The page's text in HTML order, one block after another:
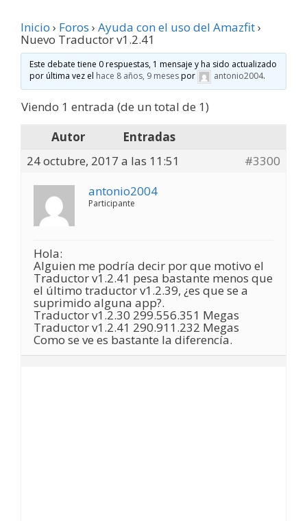
Inicio › Foros › Ayuda con el uso del Amazfit›
Nuevo Traductor v1.2.41
Este debate tiene 0 respuestas, 1 mensaje y ha sido actualizado
por última vez el hace 8 años, 9 mesespor antonio2004.
Viendo 1 entrada (de un total de 1)
Autor
Entradas
24 octubre, 2017 a las 11:51
#3300
antonio2004
Participante
Hola:
Alguien me podría decir por que motivo el
Traductor v1.2.41 pesa bastante menos que
el último traductor v1.2.39, ¿es que se a
suprimido alguna app?.
Traductor v1.2.30 299.556.351 Megas
Traductor v1.2.41 290.911.232 Megas
Como se ve es bastante la diferencía.